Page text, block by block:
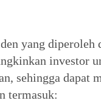
yang
investor
sehingga dapat
termasuk: